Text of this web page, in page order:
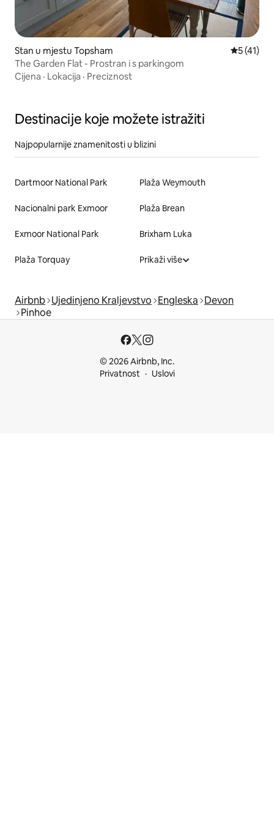
Stan u mjestu Topsham Prosječna
5 (41)
The Garden Flat - Prostran i s parkingom
Cijena · Lokacija · Preciznost
Destinacije koje možete istražiti
Najpopularnije znamenitosti u blizini
Dartmoor National Park Plaža Weymouth
Nacionalni park Exmoor Plaža Brean
Exmoor National Park Brixham Luka
Plaža Torquay Prikaži više
Airbnb Ujedinjeno Kraljevstvo Engleska Devon
Pinhoe
© 2026 Airbnb, Inc.
Privatnost
Uslovi